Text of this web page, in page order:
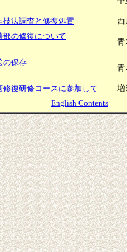
技法調査と修復処置
西
部の修復について
青
の保存
青
復研修コースに参加して
増
English Contents